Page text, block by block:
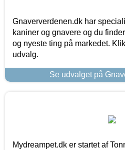
Gnaververdenen.dk har
kaniner og gnavere og du
og nyeste ting på markedet.
udvalg.
Se udvalget på
Mydreampet.dk er startet af